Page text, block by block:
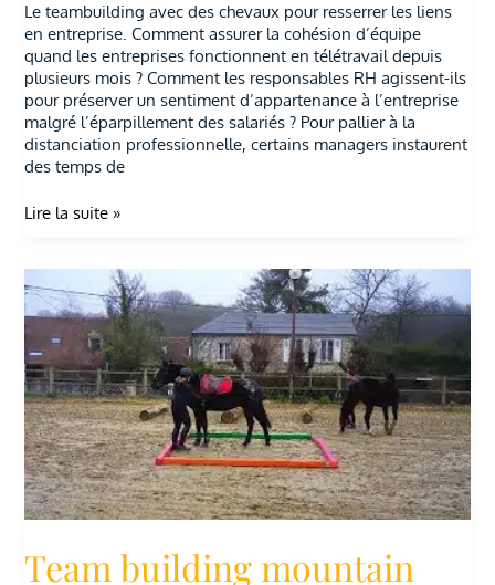
Le teambuilding avec des chevaux pour resserrer les liens
en entreprise. Comment assurer la cohésion d’équipe
quand les entreprises fonctionnent en télétravail depuis
plusieurs mois ? Comment les responsables RH agissent-ils
pour préserver un sentiment d’appartenance à l’entreprise
malgré l’éparpillement des salariés ? Pour pallier à la
distanciation professionnelle, certains managers instaurent
des temps de
Lire la suite »
Team building mountain
building
mountain
trail